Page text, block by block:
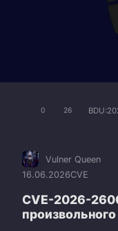
0 26
Vulner Queen
16.06.2026CVE
CVE-2026-